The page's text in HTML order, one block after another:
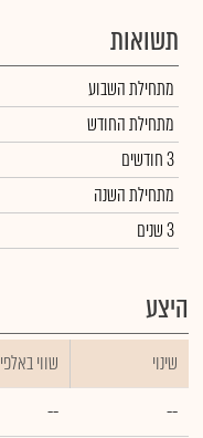
תשואות
מתחילת השבוע
מתחילת החודש
3 חודשים
מתחילת השנה
3 שנים
היצע
שינוי ₪ שווי באלפי
--
--